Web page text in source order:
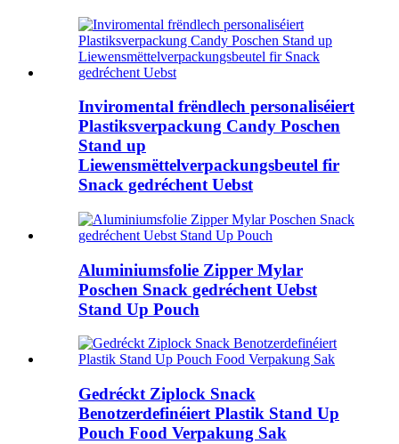
Inviromental frëndlech personaliséiert
Plastiksverpackung Candy Poschen
Stand up
Liewensmëttelverpackungsbeutel fir
Snack gedréchent Uebst
Aluminiumsfolie Zipper Mylar
Poschen Snack gedréchent Uebst
Stand Up Pouch
Gedréckt Ziplock Snack
Benotzerdefinéiert Plastik Stand Up
Pouch Food Verpakung Sak